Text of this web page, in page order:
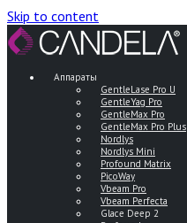
Skip to content
Аппараты
GentleLase Pro U
GentleYag Pro
GentleMax Pro
GentleMax Pro Plus
Nordlys
Nordlys Mini
Profound Matrix
PicoWay
Vbeam Pro
Vbeam Perfecta
Glace Deep 2